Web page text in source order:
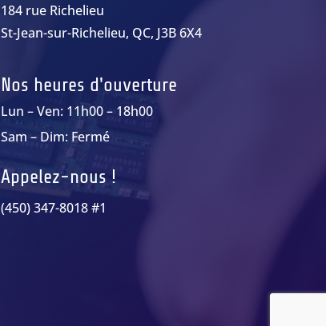
184 rue Richelieu
St-Jean-sur-Richelieu, QC, J3B 6X4
Nos heures d'ouverture
Lun – Ven: 11h00 – 18h00
Sam – Dim: Fermé
Appelez-nous !
(450) 347-8018 #1